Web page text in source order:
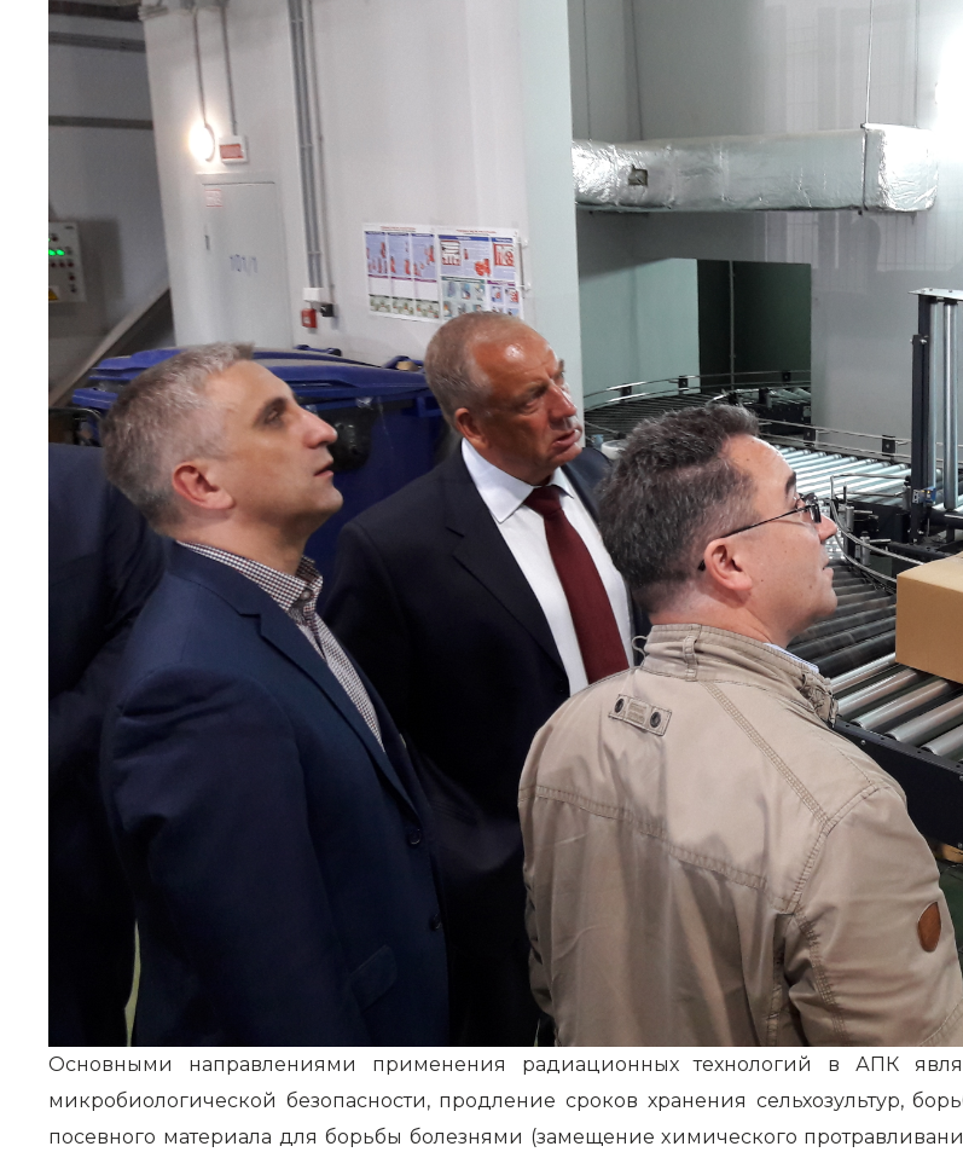
Основными направлениями применения радиационных технологий в АПК
микробиологической безопасности, продление сроков хранения сельхозультур,
посевного материала для борьбы болезнями (замещение химического